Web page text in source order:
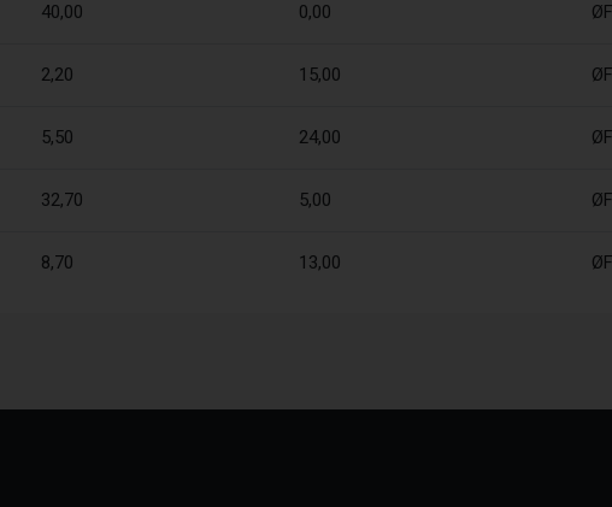
40,00 0,00 ØF
2,20 15,00 ØF
5,50 24,00 ØF
32,70 5,00 ØF
8,70 13,00 ØF